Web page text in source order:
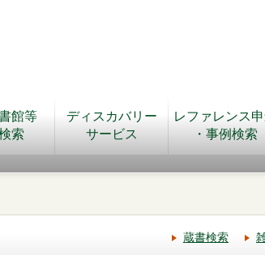
館等
索
ディスカバリー
サービス
レファレンス
・事例検索
蔵書検索